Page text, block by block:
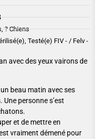
? Chiens
Testé(e) FIV - / Felv -
avec des yeux vairons de
beau matin avec ses
personne s’est
et de mettre en
vraiment démené pour